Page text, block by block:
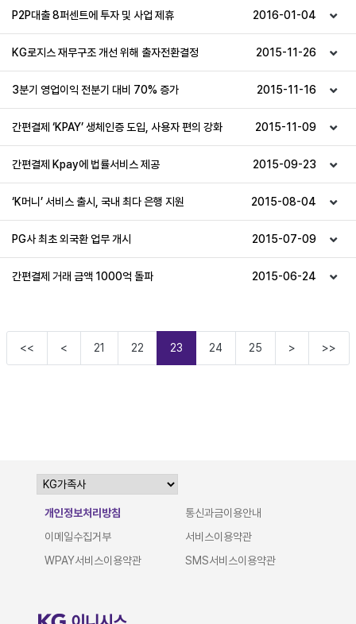
P2P대출 8퍼센트에 투자 및 사업 제휴 2016-01-04
KG로지스 재무구조 개선 위해 출자전환결정 2015-11-26
3분기 영업이익 전분기 대비 70% 증가 2015-11-16
간편결제 ‘KPAY’ 생체인증 도입, 사용자 편의 강화 2015-11-09
간편결제 Kpay에 법률서비스 제공 2015-09-23
‘K머니’ 서비스 출시, 국내 최다 은행 지원 2015-08-04
PG사 최초 외국환 업무 개시 2015-07-09
간편결제 거래 금액 1000억 돌파 2015-06-24
<< < 21 22 23 24 25 > >>
개인정보처리방침
통신과금이용안내
이메일수집거부
서비스이용약관
WPAY서비스이용약관
SMS서비스이용약관